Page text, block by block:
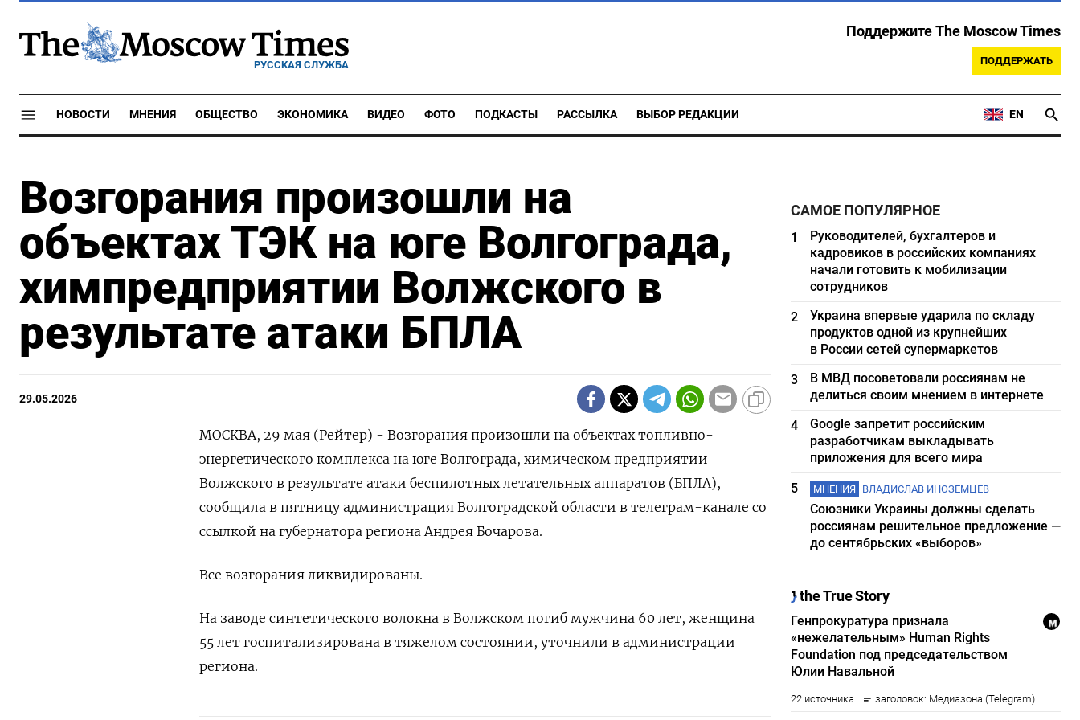
РУССКАЯ СЛУЖБА
Поддержите The Moscow Times
ПОДДЕРЖАТЬ
НОВОСТИ МНЕНИЯ ОБЩЕСТВО ЭКОНОМИКА ВИДЕО ФОТО ПОДКАСТЫ РАССЫЛКА ВЫБОР РЕДАКЦИИ EN
Возгорания произошли на
объектах ТЭК на юге Волгограда,
химпредприятии Волжского в
результате атаки БПЛА
29.05.2026
МОСКВА, 29 мая (Рейтер) - Возгорания произошли ‌на объектах топливно-
энергетического комплекса ​на юге ​Волгограда, химическом ​предприятии
⁠Волжского ‌в результате ‌атаки беспилотных летательных аппаратов (БПЛА), ​
сообщила ‌в пятницу ​администрация Волгоградской области ‌в телеграм-канале со
ссылкой на губернатора ​региона ​Андрея ‌Бочарова.
Все возгорания ​ликвидированы.
На заводе синтетического волокна в Волжском погиб мужчина ​60 лет, ⁠женщина
55 лет ‌госпитализирована ‌в тяжелом состоянии, уточнили ​в администрации
‌региона.
САМОЕ ПОПУЛЯРНОЕ
1
Руководителей, бухгалтеров и
кадровиков в российских компаниях
начали готовить к мобилизации
сотрудников
2
Украина впервые ударила по складу
продуктов одной из крупнейших
в России сетей супермаркетов
3
В МВД посоветовали россиянам не
делиться своим мнением в интернете
4
Google запретит российским
разработчикам выкладывать
приложения для всего мира
5
МНЕНИЯ ВЛАДИСЛАВ ИНОЗЕМЦЕВ
Союзники Украины должны сделать
россиянам решительное предложение —
до сентябрьских «выборов»